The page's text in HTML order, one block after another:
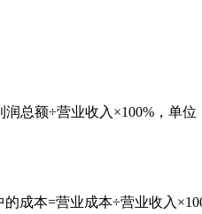
总额÷营业收入×100%，单位
成本=营业成本÷营业收入